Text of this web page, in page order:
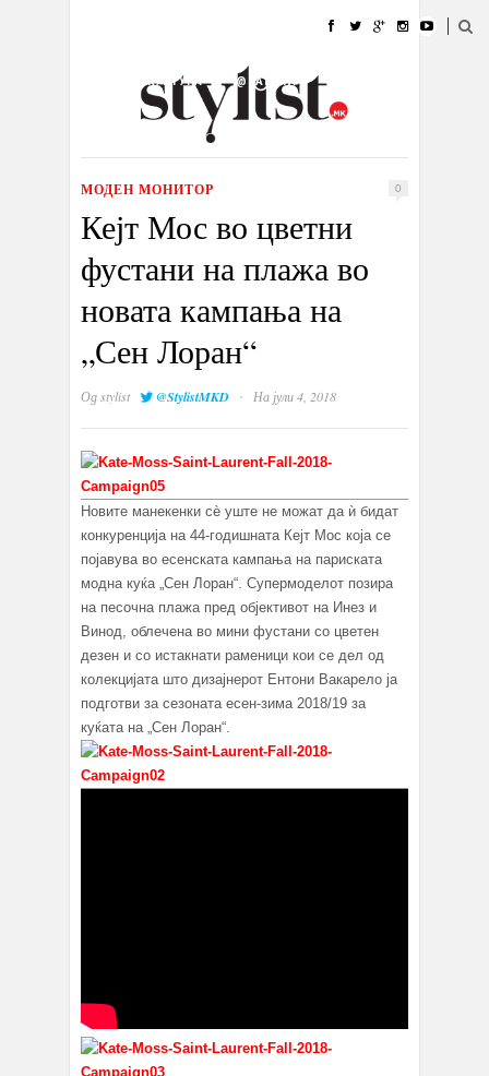
УБАВИНА
КУЛТУРА @РАБОТА
ИЗЛОГ
МОДЕН МОНИТОР 0
Кејт Мос во цветни
фустани на плажа во
новата кампања на
„Сен Лоран“
Одstylist @StylistMKD · На јули 4, 2018
Новите манекенки сè уште не можат да ѝ бидат
конкуренција на 44-годишната Кејт Мос која се
појавува во есенската кампања на париската
модна куќа „Сен Лоран“. Супермоделот позира
на песочна плажа пред објективот на Инез и
Винод, облечена во мини фустани со цветен
дезен и со истакнати раменици кои се дел од
колекцијата што дизајнерот Ентони Вакарело ја
подготви за сезоната есен-зима 2018/19 за
куќата на „Сен Лоран“.